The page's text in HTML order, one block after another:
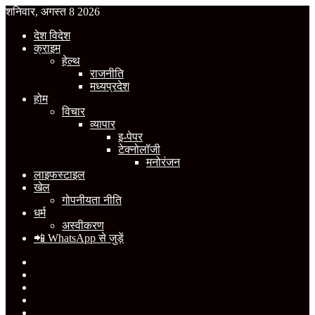
शनिवार, अगस्त 8 2026
देश विदेश
क्राइम
हेल्थ
राजनीति
मध्यप्रदेश
होम
विचार
व्यापार
इ-पेपर
टेक्नोलॉजी
मनोरंजन
लाइफस्टाइल
खेल
गोपनीयता नीति
धर्म
अस्वीकरण
📲 WhatsApp से जुड़ें